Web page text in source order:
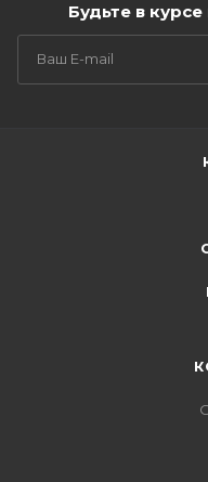
Будьте в